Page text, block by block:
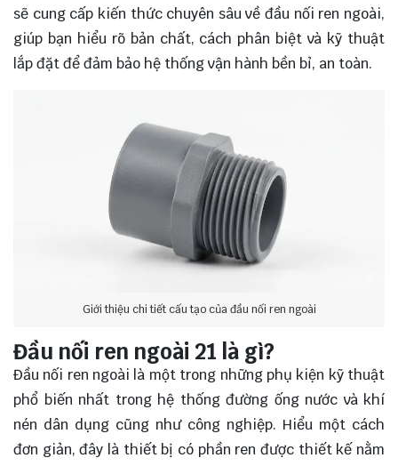
sẽ cung cấp kiến thức chuyên sâu về đầu nối ren ngoài,
giúp bạn hiểu rõ bản chất, cách phân biệt và kỹ thuật
lắp đặt để đảm bảo hệ thống vận hành bền bỉ, an toàn.
Giới thiệu chi tiết cấu tạo của đầu nối ren ngoài
Đầu nối ren ngoài 21 là gì?
Đầu nối ren ngoài là một trong những phụ kiện kỹ thuật
phổ biến nhất trong hệ thống đường ống nước và khí
nén dân dụng cũng như công nghiệp. Hiểu một cách
đơn giản, đây là thiết bị có phần ren được thiết kế nằm